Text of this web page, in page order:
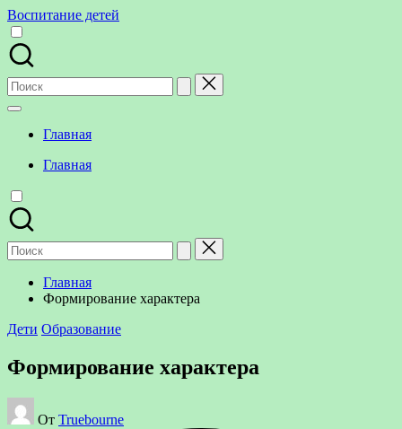
Перейти
к
содержимому
Воспитание детей
Поиск
для:
Главная
Главная
Поиск
для:
Главная
Формирование характера
Опубликовано
Дети Образование
Формирование характера
Запись
от
От Truebourne